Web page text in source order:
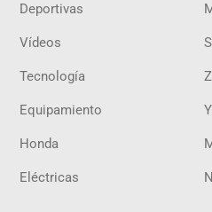
Deportivas
Vídeos
Tecnología
Equipamiento
Honda
Eléctricas